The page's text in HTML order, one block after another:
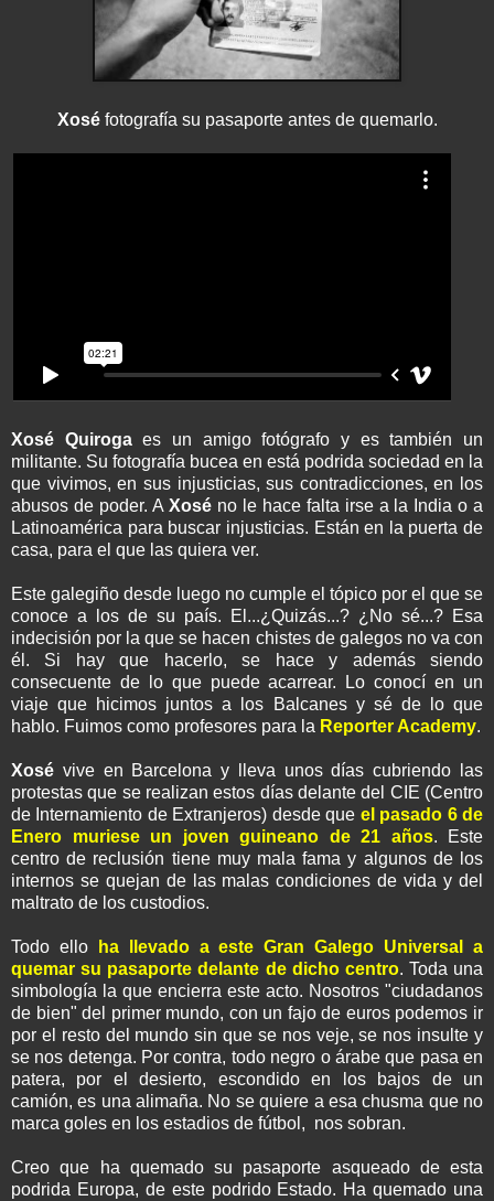
Xoséfotografía su pasaporte antes de quemarlo.
Xosé Quirogaes un amigo fotógrafo y es también un
militante. Su fotografía bucea en está podrida sociedad en la
que vivimos, en sus injusticias, sus contradicciones, en los
abusos de poder. A Xosé no le hace falta irse a la India o a
Latinoamérica para buscar injusticias. Están en la puerta de
casa, para el que las quiera ver.
Este galegiño desde luego no cumple el tópico por el que se
conoce a los de su país. El...¿Quizás...? ¿No sé...? Esa
indecisión por la que se hacen chistes de galegos no va con
él. Si hay que hacerlo, se hace y además siendo
consecuente de lo que puede acarrear. Lo conocí en un
viaje que hicimos juntos a los Balcanes y sé de lo que
hablo. Fuimos como profesores para la Reporter Academy.
Xosé vive en Barcelona y lleva unos días cubriendo las
protestas que se realizan estos días delante del CIE (Centro
de Internamiento de Extranjeros) desde que el pasado 6 de
Enero muriese un joven guineano de 21 años. Este
centro de reclusión tiene muy mala fama y algunos de los
internos se quejan de las malas condiciones de vida y del
maltrato de los custodios.
Todo ello
ha llevado a este Gran Galego Universal a
quemar su pasaporte delante de dicho centro. Toda una
simbología la que encierra este acto. Nosotros "ciudadanos
de bien" del primer mundo, con un fajo de euros podemos ir
por el resto del mundo sin que se nos veje, se nos insulte y
se nos detenga. Por contra, todo negro o árabe que pasa en
patera, por el desierto, escondido en los bajos de un
camión, es una alimaña. No se quiere a esa chusma que no
marca goles en los estadios de fútbol, nos sobran.
Creo que ha quemado su pasaporte asqueado de esta
podrida Europa, de este podrido Estado. Ha quemado una